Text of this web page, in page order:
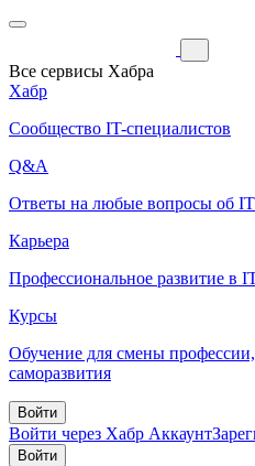
Все сервисы Хабра
Хабр
Сообщество IT-специалистов
Q&A
Ответы на любые вопросы об IT
Карьера
Профессиональное развитие в
Курсы
Обучение для смены профессии,
саморазвития
Войти
Войти через Хабр Аккаунт
Войти